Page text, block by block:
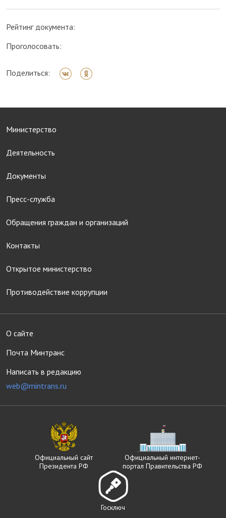
Рейтинг документа:
Проголосовать:
Поделиться:
Министерство
Деятельность
Документы
Пресс-служба
Обращения граждан и организаций
Контакты
Открытое министерство
Противодействие коррупции
О сайте
Почта Минтранс
Написать в редакцию
web@mintrans.ru
Официальный сайт
Президента РФ
Официальный интернет-
портал Правительства РФ
Госключ